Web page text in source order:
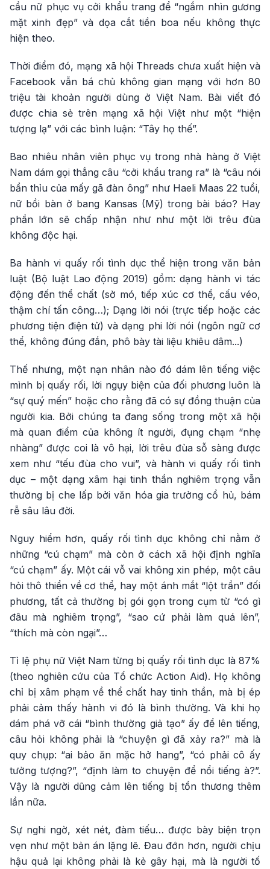
cầu nữ phục vụ cởi khẩu trang để “ngắm nhìn gương
mặt xinh đẹp” và dọa cắt tiền boa nếu không thực
hiện theo.
Thời điểm đó, mạng xã hội Threads chưa xuất hiện và
Facebook vẫn bá chủ không gian mạng với hơn 80
triệu tài khoản người dùng ở Việt Nam. Bài viết đó
được chia sẻ trên mạng xã hội Việt như một “hiện
tượng lạ” với các bình luận: “Tây họ thế”.
Bao nhiêu nhân viên phục vụ trong nhà hàng ở Việt
Nam dám gọi thẳng câu “cởi khẩu trang ra” là “câu nói
bẩn thỉu của mấy gã đàn ông” như Haeli Maas 22 tuổi,
nữ bồi bàn ở bang Kansas (Mỹ) trong bài báo? Hay
phần lớn sẽ chấp nhận như như một lời trêu đùa
không độc hại.
Ba hành vi quấy rối tình dục thể hiện trong văn bản
luật (Bộ luật Lao động 2019) gồm: dạng hành vi tác
động đến thể chất (sờ mó, tiếp xúc cơ thể, cấu véo,
thậm chí tấn công…); Dạng lời nói (trực tiếp hoặc các
phương tiện điện tử) và dạng phi lời nói (ngôn ngữ cơ
thể, không đúng đắn, phô bày tài liệu khiêu dâm...)
Thế nhưng, một nạn nhân nào đó dám lên tiếng việc
mình bị quấy rối, lời ngụy biện của đối phương luôn là
“sự quý mến” hoặc cho rằng đã có sự đồng thuận của
người kia. Bởi chúng ta đang sống trong một xã hội
mà quan điểm của không ít người, đụng chạm “nhẹ
nhàng” được coi là vô hại, lời trêu đùa sỗ sàng được
xem như “tếu đùa cho vui”, và hành vi quấy rối tình
dục – một dạng xâm hại tinh thần nghiêm trọng vẫn
thường bị che lấp bởi văn hóa gia trưởng cổ hủ, bám
rễ sâu lâu đời.
Nguy hiểm hơn, quấy rối tình dục không chỉ nằm ở
những “cú chạm” mà còn ở cách xã hội định nghĩa
“cú chạm” ấy. Một cái vỗ vai không xin phép, một câu
hỏi thô thiển về cơ thể, hay một ánh mắt “lột trần” đối
phương, tất cả thường bị gói gọn trong cụm từ “có gì
đâu mà nghiêm trọng”, “sao cứ phải làm quá lên”,
“thích mà còn ngại”…
Tỉ lệ phụ nữ Việt Nam từng bị quấy rối tình dục là 87%
(theo nghiên cứu của Tổ chức Action Aid). Họ không
chỉ bị xâm phạm về thể chất hay tinh thần, mà bị ép
phải cảm thấy hành vi đó là bình thường. Và khi họ
dám phá vỡ cái “bình thường giả tạo” ấy để lên tiếng,
câu hỏi không phải là “chuyện gì đã xảy ra?” mà là
quy chụp: “ai bảo ăn mặc hở hang”, “có phải cô ấy
tưởng tượng?”, “định làm to chuyện để nổi tiếng à?”.
Vậy là người dũng cảm lên tiếng bị tổn thương thêm
lần nữa.
Sự nghi ngờ, xét nét, đàm tiếu… được bày biện trọn
vẹn như một bản án lặng lẽ. Đau đớn hơn, người chịu
hậu quả lại không phải là kẻ gây hại, mà là người tố